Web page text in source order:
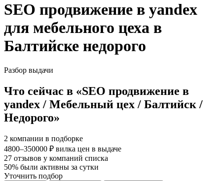
SEO продвижение в yandex
для мебельного цеха в
Балтийске недорого
Разбор выдачи
Что сейчас в «SEO продвижение в
yandex / Мебельный цех / Балтийск /
Недорого»
2 компании в подборке
4800–350000 ₽ вилка цен в выдаче
27 отзывов у компаний списка
50% были активны за сутки
Уточнить подбор